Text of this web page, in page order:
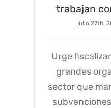
trabajan
julio 27th,
Urge
grandes
sector que